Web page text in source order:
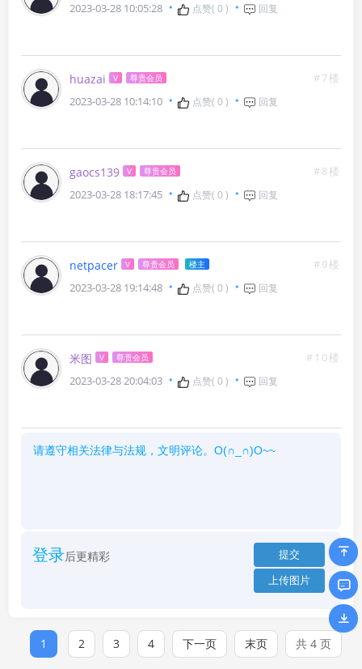
2023-03-28 10:05:28
点赞( 0 ) 回复
huazai V 尊贵会员
#7楼
2023-03-28 10:14:10
点赞( 0 ) 回复
gaocs139 V 尊贵会员
#8楼
2023-03-28 18:17:45
点赞( 0 ) 回复
netpacer V 尊贵会员 楼主
#9楼
2023-03-28 19:14:48
点赞( 0 ) 回复
米图 V 尊贵会员
#10楼
2023-03-28 20:04:03
点赞( 0 ) 回复
登录后更精彩
1 2 3 4 下一页 末页 共 4 页